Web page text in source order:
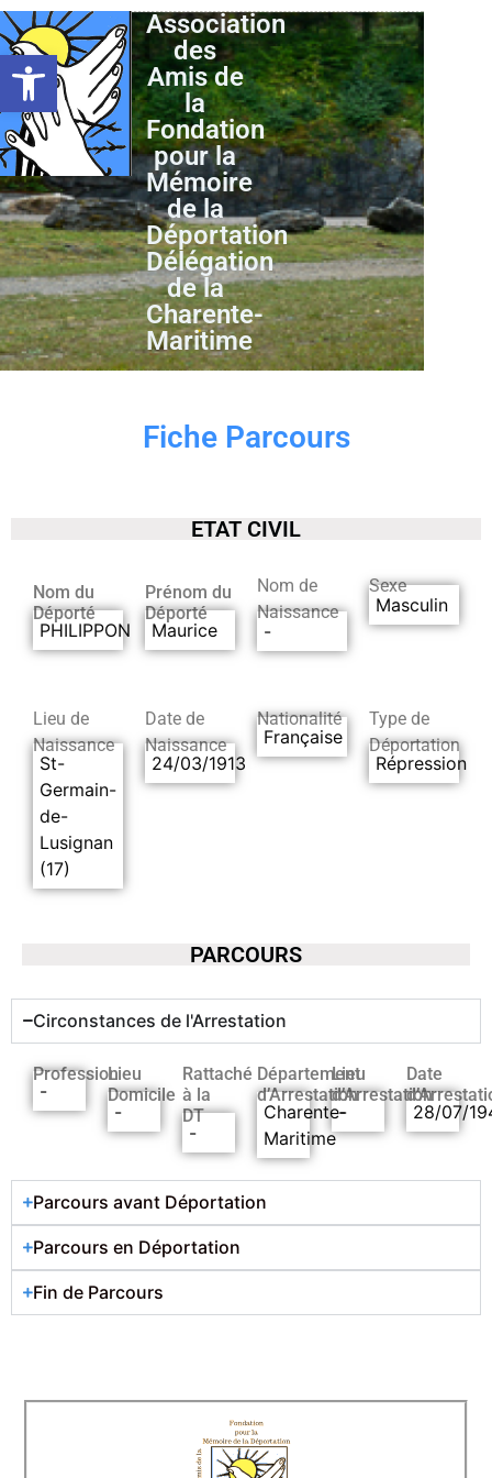
Ouvrir la barre d’outils
Association
des
Amis de
la
Fondation
pour la
Mémoire
de la
Déportation
Délégation
de la
Charente-
Maritime
Fiche Parcours
ETAT CIVIL
Nom du
Déporté
PHILIPPON
Prénom du
Déporté
Maurice
Nom de
Naissance
-
Sexe
Masculin
Lieu de
Naissance
St-
Germain-
de-
Lusignan
(17)
Date de
Naissance
24/03/1913
Nationalité
Française
Type de
Déportation
Répression
PARCOURS
Circonstances de l'Arrestation
Profession
-
Lieu
Domicile
-
Rattaché
à la
DT
-
Département
d’Arrestation
Charente-
Maritime
Lieu
d’Arrestation
-
Date
28/07/
Parcours avant Déportation
Parcours en Déportation
Fin de Parcours